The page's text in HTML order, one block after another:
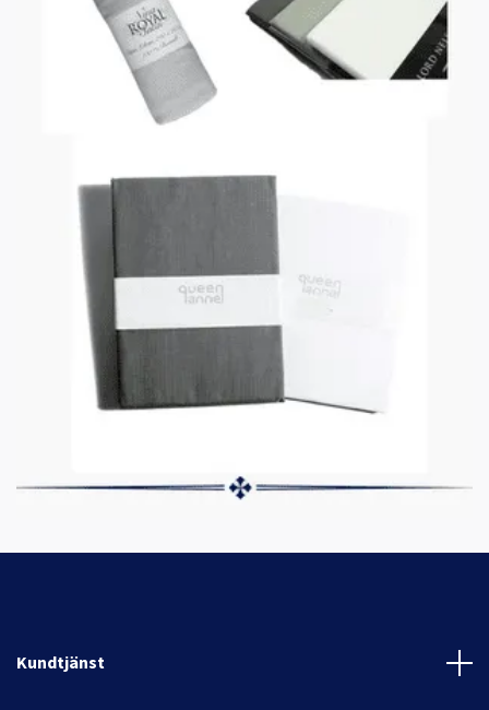
Kundtjänst